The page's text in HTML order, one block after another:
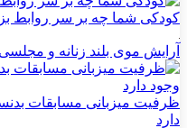
کودکی شما چه بر سر روابط
آرایش موی بلند زنانه و مجلسی
ظرفیت میزبانی مسابقات
دارد